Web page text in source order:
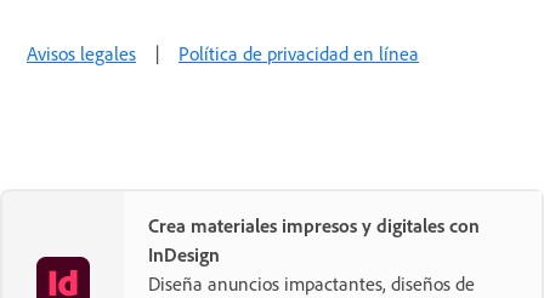
Avisos legales | Política de privacidad en línea
Crea materiales impresos y digitales con
InDesign
Diseña anuncios impactantes, diseños de